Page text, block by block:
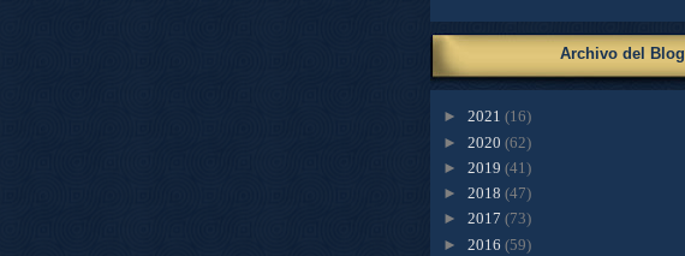
Archivo del Blog
► 2021 (16)
► 2020 (62)
► 2019 (41)
► 2018 (47)
► 2017 (73)
► 2016 (59)